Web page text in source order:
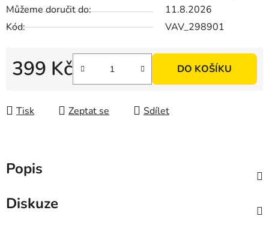
Můžeme doručit do:
11.8.2026
Kód:
VAV_298901
399 Kč DO KOŠÍKU
Tisk Zeptat se Sdílet
Popis
Diskuze